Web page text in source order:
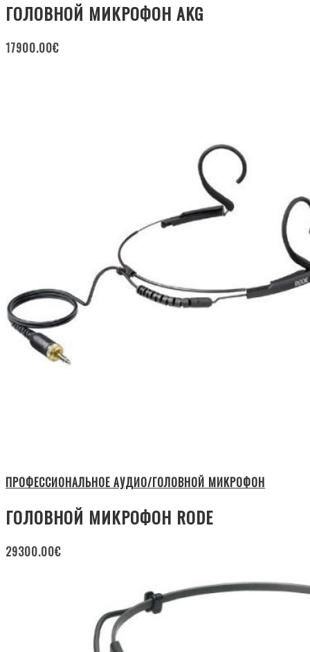
ГОЛОВНОЙ МИКРОФОН AKG
17900.00€
ПРОФЕССИОНАЛЬНОЕ АУДИО/ГОЛОВНОЙ МИКРОФОН
ГОЛОВНОЙ МИКРОФОН RODE
29300.00€